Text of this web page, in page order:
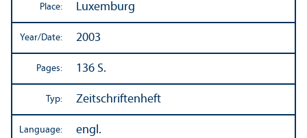
Place: Luxemburg
Year/Date: 2003
Pages: 136 S.
Typ: Zeitschriftenheft
Language: engl.